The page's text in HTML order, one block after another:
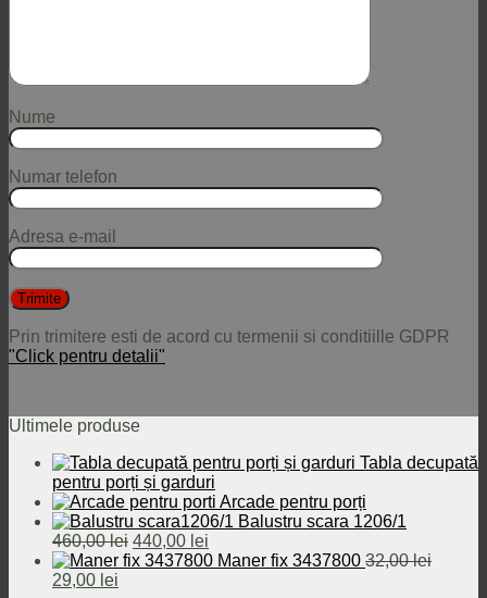
Nume
Numar telefon
Adresa e-mail
Prin trimitere esti de acord cu termenii si conditiille GDPR
"Click pentru detalii"
Ultimele produse
Tabla decupată
pentru porți și garduri
Arcade pentru porți
Balustru scara 1206/1
460,00lei Prețul
inițial
440,00 lei
curent
Maner fix 3437800 32,00lei
Prețul
29,00 lei